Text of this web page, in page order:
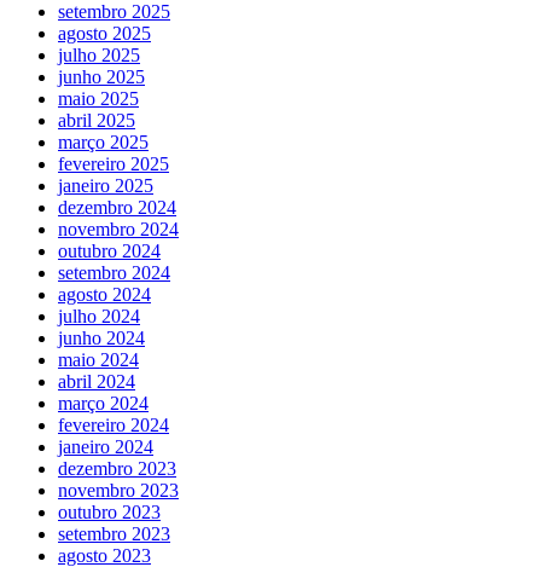
setembro 2025
agosto 2025
julho 2025
junho 2025
maio 2025
abril 2025
março 2025
fevereiro 2025
janeiro 2025
dezembro 2024
novembro 2024
outubro 2024
setembro 2024
agosto 2024
julho 2024
junho 2024
maio 2024
abril 2024
março 2024
fevereiro 2024
janeiro 2024
dezembro 2023
novembro 2023
outubro 2023
setembro 2023
agosto 2023